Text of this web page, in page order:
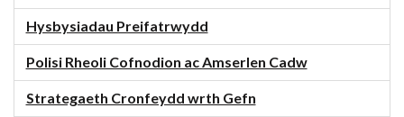
Hysbysiadau Preifatrwydd
Polisi Rheoli Cofnodion ac Amserlen Cadw
Strategaeth Cronfeydd wrth Gefn